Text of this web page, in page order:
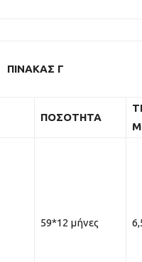
ΠΙΝΑΚΑΣ Γ
ΠΟΣΟΤΗΤΑ
59*12 μήνες